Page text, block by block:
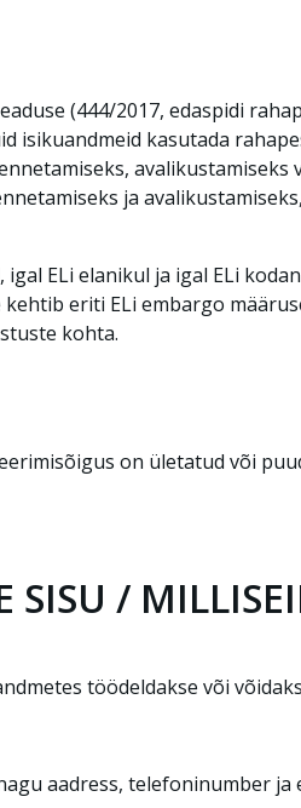
(444/2017, edaspidi
isikuandmeid kasutada
ja
ELi elanikul ja igal ELi
eriti ELi embargo
kohta.
on ületatud või
SISU /
töödeldakse või
aadress, telefoninumber ja